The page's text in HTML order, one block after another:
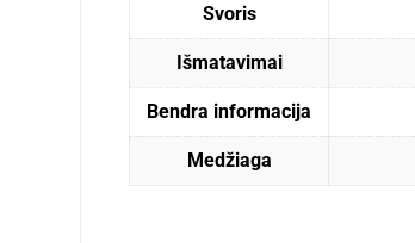
Svoris
Išmatavimai
Bendra informacija
Medžiaga